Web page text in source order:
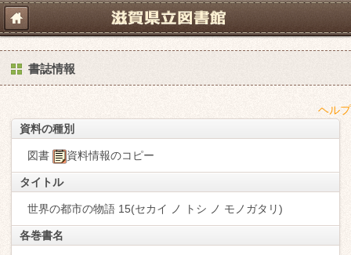
書誌情報
ヘルプ
資料の種別
図書 資料情報のコピー
タイトル
世界の都市の物語 15(セカイ ノ トシ ノ モノガタリ)
各巻書名